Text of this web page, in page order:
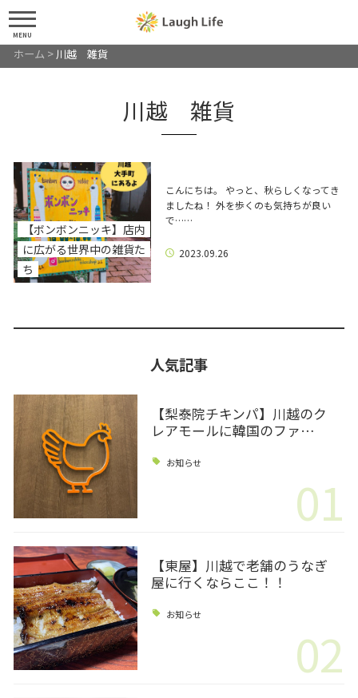
MENU
ホーム > 川越 雑貨
川越 雑貨
【ボンボンニッキ】店内
に広がる世界中の雑貨た
ち
こんにちは。 やっと、秋らしくなってき
ましたね！ 外を歩くのも気持ちが良い
で……
2023.09.26
人気記事
【梨泰院チキンパ】川越のク
レアモールに韓国のファ…
お知らせ
01
【東屋】川越で老舗のうなぎ
屋に行くならここ！！
お知らせ
02